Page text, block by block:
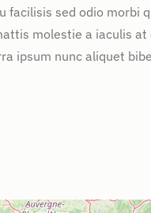
sed odio morbi
molestie a iaculis
ipsum nunc aliquet